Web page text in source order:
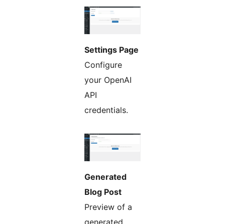
Settings Page
Configure
your OpenAI
API
credentials.
Generated
Blog Post
Preview of a